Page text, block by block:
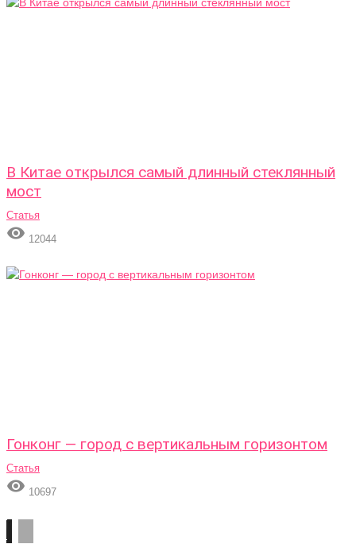
В Китае открылся самый длинный стеклянный
мост
Статья
 12044
Гонконг — город с вертикальным горизонтом
Статья
 10697